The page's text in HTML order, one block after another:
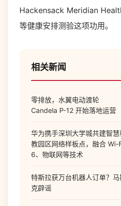
Hackensack Meridian
等健康安排测验这项功用。
相关新闻
零排放，水翼电动渡轮
Candela P-12 开始落地运营
华为携手深圳大学城共建智慧
教园区网络样板点，融合 Wi-
6、物联网等技术
特斯拉获万台机器人订单？马
克辟谣